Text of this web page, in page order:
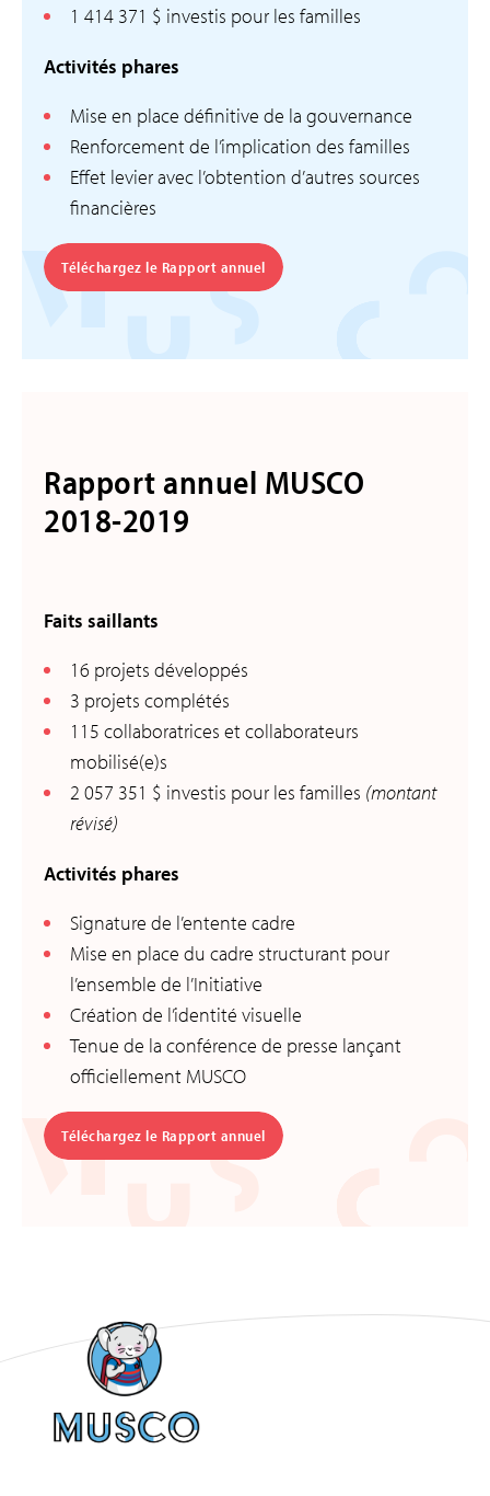
1 414 371 $ investis pour les familles
Activités phares
Mise en place définitive de la gouvernance
Renforcement de l’implication des familles
Effet levier avec l’obtention d’autres sources
financières
Téléchargez le Rapport annuel
Rapport annuel MUSCO
2018-2019
Faits saillants
16 projets développés
3 projets complétés
115 collaboratrices et collaborateurs
mobilisé(e)s
2 057 351 $ investis pour les familles (montant
révisé)
Activités phares
Signature de l’entente cadre
Mise en place du cadre structurant pour
l’ensemble de l’Initiative
Création de l’identité visuelle
Tenue de la conférence de presse lançant
officiellement MUSCO
Téléchargez le Rapport annuel